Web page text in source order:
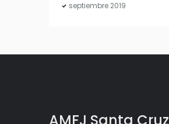
septiembre 2019